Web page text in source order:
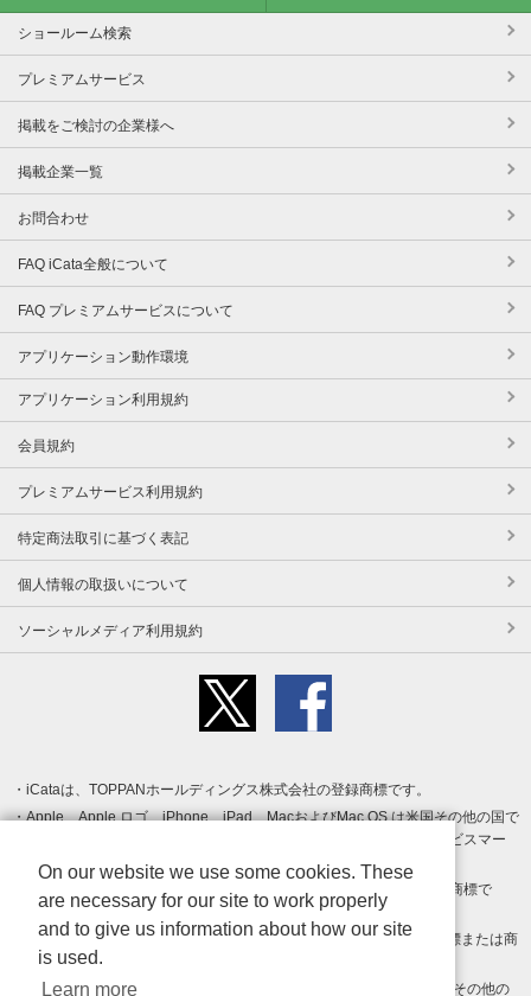
ショールーム検索
プレミアムサービス
掲載をご検討の企業様へ
掲載企業一覧
お問合わせ
FAQ iCata全般について
FAQ プレミアムサービスについて
アプリケーション動作環境
アプリケーション利用規約
会員規約
プレミアムサービス利用規約
特定商法取引に基づく表記
個人情報の取扱いについて
ソーシャルメディア利用規約
iCataは、TOPPANホールディングス株式会社の登録商標です。
Apple、Apple ロゴ、iPhone、iPad、MacおよびMac OS は米国その他の国で
登録された Apple Inc. の商標です。App Store は Apple Inc. のサービスマー
クです。
Android、Google Play および Google Play ロゴ は Google LLC の商標で
す。
Windows は Microsoft Inc.の米国およびその他の国における登録商標または商
標です。
Adobe、Adobe Reader、Adobe PDF は、Adobe Inc.の米国およびその他の
On our website we use some cookies. These
are necessary for our site to work properly
and to give us information about how our site
is used.
Learn more